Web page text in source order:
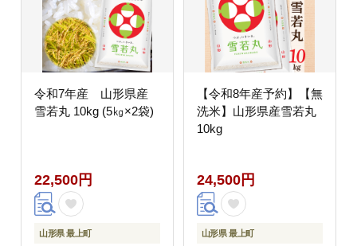
令和7年産 山形県産
雪若丸 10kg (5㎏×2袋)
22,500円
山形県 最上町
【令和8年産予約】【無
洗米】山形県産雪若丸
10kg
24,500円
山形県 最上町